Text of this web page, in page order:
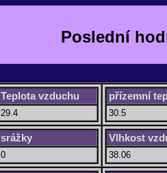
Poslední
Teplota vzduchu
29.4
přízemní
30.5
srážky
0
Vlhkost
38.06